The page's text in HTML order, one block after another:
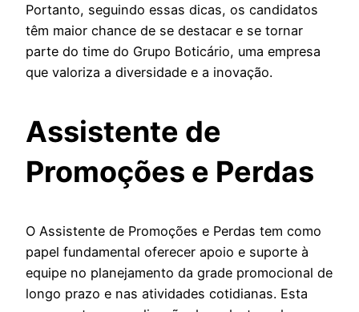
Portanto, seguindo essas dicas, os candidatos
têm maior chance de se destacar e se tornar
parte do time do Grupo Boticário, uma empresa
que valoriza a diversidade e a inovação.
Assistente de
Promoções e Perdas
O Assistente de Promoções e Perdas tem como
papel fundamental oferecer apoio e suporte à
equipe no planejamento da grade promocional de
longo prazo e nas atividades cotidianas. Esta